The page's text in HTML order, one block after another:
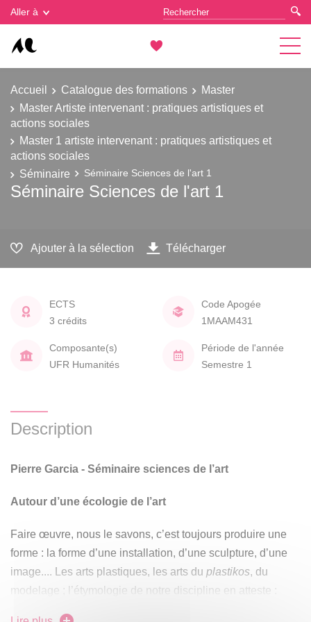
Aller à
Accueil Catalogue des formations
Master
Master Artiste intervenant : pratiques artistiques et
actions sociales
Master 1 artiste intervenant : pratiques artistiques et
actions sociales
Séminaire
Séminaire Sciences de l'art 1
Séminaire Sciences de l'art 1
Ajouter à la sélection Télécharger
ECTS
3 crédits
Code Apogée
1MAAM431
Composante(s)
UFR Humanités
Période de l'année
Semestre 1
Description
Pierre Garcia - Séminaire sciences de l’art
Autour d’une écologie de l’art
Faire œuvre, nous le savons, c’est toujours produire une
forme : la forme d’une installation, d’une sculpture, d’une
image.... Les arts plastiques, les arts du plastikos, du
modelage ; l’étymologie de notre discipline en atteste :
Gestion des cookies